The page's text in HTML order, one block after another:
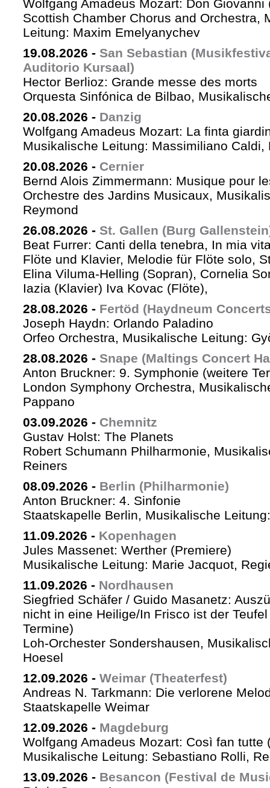
Wolfgang Amadeus Mozart: Don Giovanni
Scottish Chamber Chorus and Orchestra,
Leitung: Maxim Emelyanychev
19.08.2026 - San Sebastian
Auditorio Kursaal)
Hector Berlioz: Grande messe des morts
Orquesta Sinfónica de Bilbao,
20.08.2026 - Danzig
Wolfgang Amadeus Mozart: La finta
Musikalische Leitung: Massimiliano Caldi,
20.08.2026 - Cernier
Bernd Alois Zimmermann: Musique pour
Orchestre des Jardins Musicaux,
Reymond
26.08.2026 - St. Gallen (Burg
Beat Furrer: Canti della tenebra, In mia
Flöte und Klavier, Melodie für Flöte solo,
Elina Viluma-Helling (Sopran), Cornelia
Iazia (Klavier) Iva Kovac (Flöte),
28.08.2026 - Fertöd (Haydneum
Joseph Haydn: Orlando Paladino
Orfeo Orchestra, Musikalische Leitung:
28.08.2026 - Snape (Maltings Concert
Anton Bruckner: 9. Symphonie (weitere
London Symphony Orchestra,
Pappano
03.09.2026 - Chemnitz
Gustav Holst: The Planets
Robert Schumann Philharmonie,
Reiners
08.09.2026 - Berlin (Philharmonie)
Anton Bruckner: 4. Sinfonie
Staatskapelle Berlin, Musikalische
11.09.2026 - Kopenhagen
Jules Massenet: Werther (Premiere)
Musikalische Leitung: Marie Jacquot,
11.09.2026 - Nordhausen
Siegfried Schäfer / Guido Masanetz:
nicht in eine Heilige/In Frisco ist der
Termine)
Loh-Orchester Sondershausen,
Hoesel
12.09.2026 - Weimar (Theaterfest)
Andreas N. Tarkmann: Die verlorene
Staatskapelle Weimar
12.09.2026 - Magdeburg
Wolfgang Amadeus Mozart: Così fan tutte
Musikalische Leitung: Sebastiano Rolli,
13.09.2026 - Besancon (Festival de